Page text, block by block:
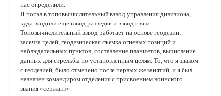
нас определили.
Я попал в топовычислительный взвод управления дивизиона,
куда входили еще взвод разведки и взвод связи.
Топовычислительный взвод работает на основе геодезии:
засечка целей, геодезическая съемка огневых позиций и
наблюдательных пунктов, составление планшетов, вычисление
данных для стрельбы по установленным целям. То, что я знаком
с геодезией, было отмечено после первых же занятий, и я был
назначен командиром отделения с присвоением воинского
звания «сержант».